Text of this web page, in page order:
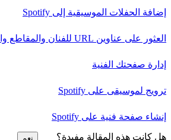
إضافة الحفلات الموسيقية إلى Spotify
العثور على عناوين URL للفنان والمقاطع والإصدارات لديك
إدارة صفحتك الفنية
ترويج لموسيقى على Spotify
إنشاء صفحة فنية على Spotify
هل كانت هذه المقالة مفيدة؟ نعم